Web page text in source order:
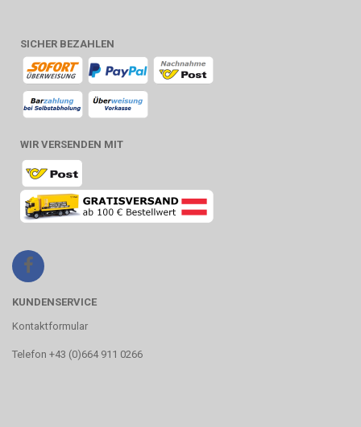
SICHER BEZAHLEN
WIR VERSENDEN MIT
KUNDENSERVICE
Kontaktformular
Telefon +43 (0)664 911 0266